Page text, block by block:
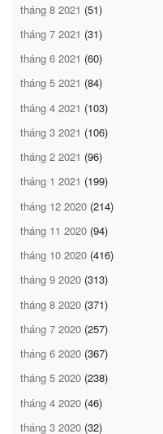
tháng 8 2021 (51)
tháng 7 2021 (31)
tháng 6 2021 (60)
tháng 5 2021 (84)
tháng 4 2021 (103)
tháng 3 2021 (106)
tháng 2 2021 (96)
tháng 1 2021 (199)
tháng 12 2020 (214)
tháng 11 2020 (94)
tháng 10 2020 (416)
tháng 9 2020 (313)
tháng 8 2020 (371)
tháng 7 2020 (257)
tháng 6 2020 (367)
tháng 5 2020 (238)
tháng 4 2020 (46)
tháng 3 2020 (32)